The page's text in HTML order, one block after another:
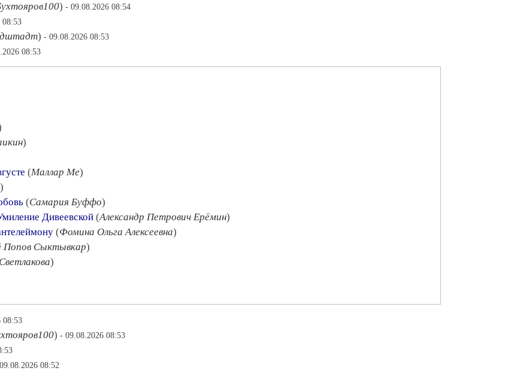
) - 09.08.2026 08:54
08:53
) - 09.08.2026 08:53
08:53
)
(Маллар Ме)
)
(Самария Буффо)
Дивеевской (Александр Петрович Ерёмин)
(Фомина Ольга Алексеевна)
Попов Сыктывкар)
)
08:53
) - 09.08.2026 08:53
08:52